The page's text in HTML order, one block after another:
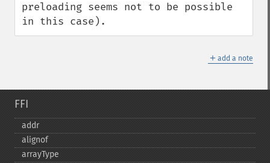
preloading seems not to be possible
in this case).
＋ add a note
FFI
addr
alignof
arrayType